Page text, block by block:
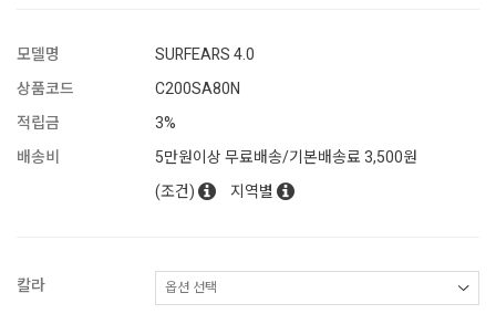
모델명
SURFEARS 4.0
상품코드
C200SA80N
적립금
3%
배송비
5만원이상 무료배송/기본배송료 3,500원
(조건)
지역별
칼라